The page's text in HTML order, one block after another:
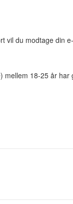
vil du modtage din
mellem 18-25 år